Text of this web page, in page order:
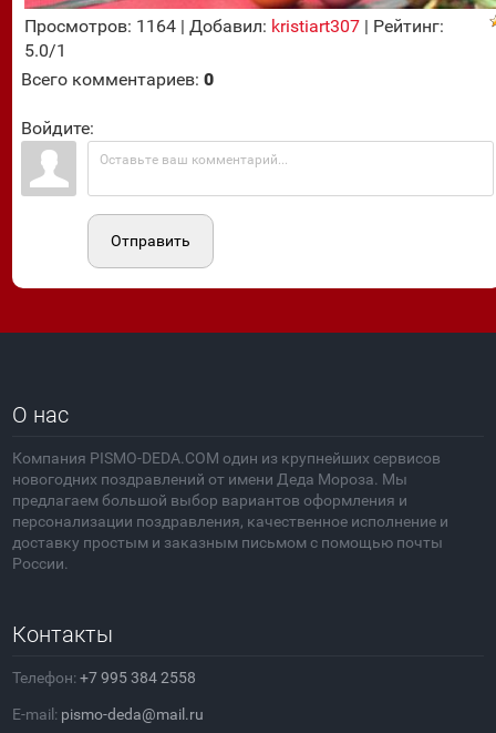
Просмотров: 1164 |Добавил: kristiart307 | Рейтинг:
5.0/1
Всего комментариев:0
Войдите:
Отправить
О нас
Компания PISMO-DEDA.COM один из крупнейших сервисов
новогодних поздравлений от имени Деда Мороза. Мы
предлагаем большой выбор вариантов оформления и
персонализации поздравления, качественное исполнение и
доставку простым и заказным письмом с помощью почты
России.
Контакты
Телефон:+7 995 384 2558
E-mail: pismo-deda@mail.ru